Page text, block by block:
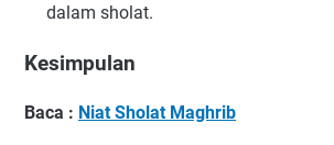
dalam sholat.
Kesimpulan
Baca : Niat Sholat Maghrib